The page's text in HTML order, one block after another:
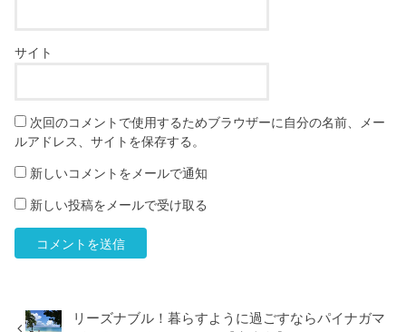
サイト
次回のコメントで使用するためブラウザーに自分の名前、メー
ルアドレス、サイトを保存する。
新しいコメントをメールで通知
新しい投稿をメールで受け取る
リーズナブル！暮らすように過ごすならパイナガマ